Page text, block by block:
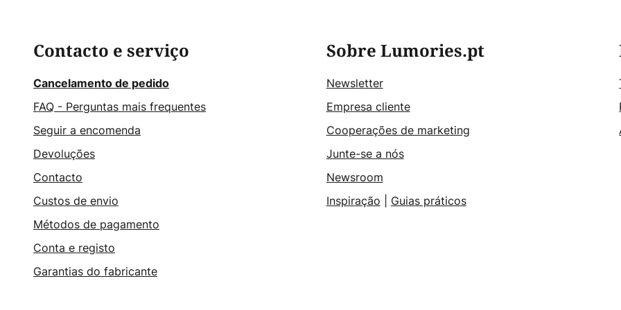
Contacto e serviço
Cancelamento de pedido
FAQ - Perguntas mais frequentes
Seguir a encomenda
Devoluções
Contacto
Custos de envio
Métodos de pagamento
Conta e registo
Garantias do fabricante
Sobre Lumories.pt
Newsletter
Empresa cliente
Cooperações de marketing
Junte-se a nós
Newsroom
Inspiração
Guias práticos